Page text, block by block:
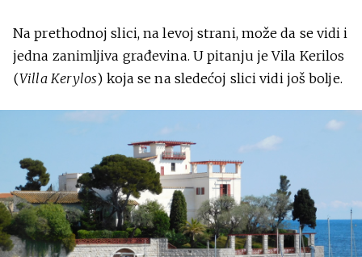
Na prethodnoj slici, na levoj strani, može da se vidi i
jedna zanimljiva građevina. U pitanju je Vila Kerilos
(Villa Kerylos) koja se na sledećoj slici vidi još bolje.